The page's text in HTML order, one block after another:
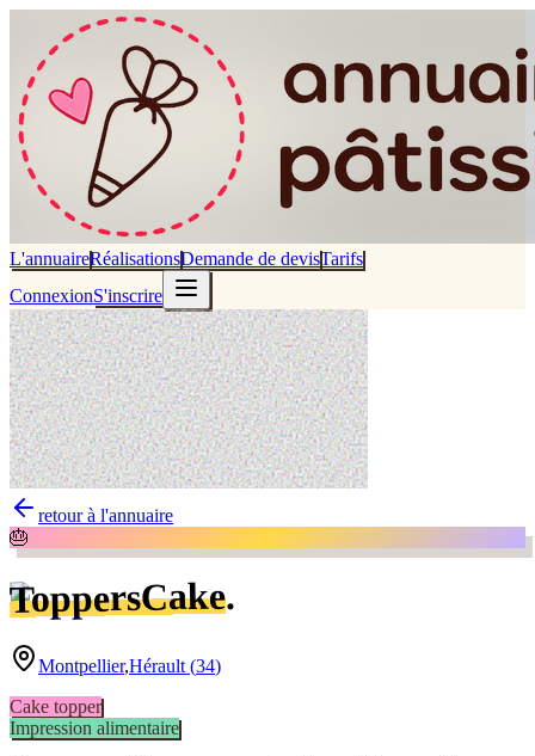
L'annuaireRéalisationsDemande de devisTarifs
ConnexionS'inscrire
retour à l'annuaire
🎂
ToppersCake.
Montpellier,Hérault (34)
Cake topper
Impression alimentaire